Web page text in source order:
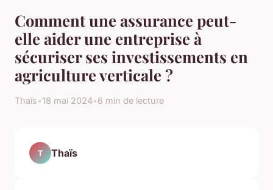
Comment une assurance peut-
elle aider une entreprise à
sécuriser ses investissements en
agriculture verticale ?
Thaïs•18 mai 2024•6 min de lecture
T Thaïs